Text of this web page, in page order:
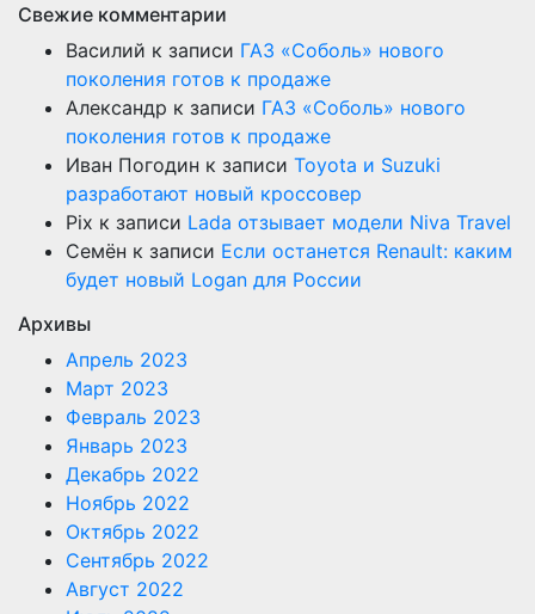
Свежие комментарии
Василий к записи ГАЗ «Соболь» нового
поколения готов к продаже
Александр к записи ГАЗ «Соболь» нового
поколения готов к продаже
Иван Погодин к записи Toyota и Suzuki
разработают новый кроссовер
Pix к записи Lada отзывает модели Niva Travel
Семён к записи Если останется Renault: каким
будет новый Logan для России
Архивы
Апрель 2023
Март 2023
Февраль 2023
Январь 2023
Декабрь 2022
Ноябрь 2022
Октябрь 2022
Сентябрь 2022
Август 2022